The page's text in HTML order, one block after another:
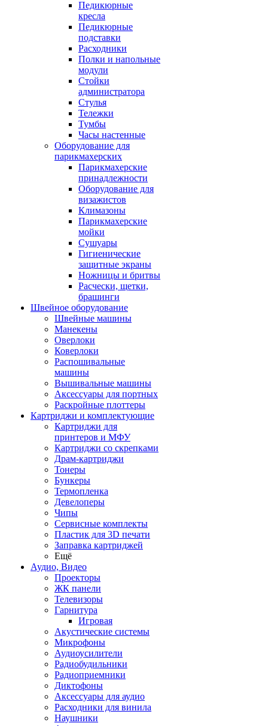
Педикюрные
кресла
Педикюрные
подставки
Расходники
Полки и напольные
модули
Стойки
администратора
Стулья
Тележки
Тумбы
Часы настенные
Оборудование для
парикмахерских
Парикмахерские
принадлежности
Оборудование для
визажистов
Климазоны
Парикмахерские
мойки
Сушуары
Гигиенические
защитные экраны
Ножницы и бритвы
Расчески, щетки,
брашинги
Швейное оборудование
Швейные машины
Манекены
Оверлоки
Коверлоки
Распошивальные
машины
Вышивальные машины
Аксессуары для портных
Раскройные плоттеры
Картриджи и комплектующие
Картриджи для
принтеров и МФУ
Картриджи со скрепками
Драм-картриджи
Тонеры
Бункеры
Термопленка
Девелоперы
Чипы
Сервисные комплекты
Пластик для 3D печати
Заправка картриджей
Ещё
Аудио, Видео
Проекторы
ЖК панели
Телевизоры
Гарнитура
Игровая
Акустические системы
Микрофоны
Аудиоусилители
Радиобудильники
Радиоприемники
Диктофоны
Аксессуары для аудио
Расходники для винила
Наушники